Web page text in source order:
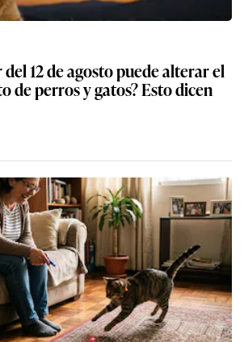
del 12 de agosto puede alterar el
de perros y gatos? Esto dicen